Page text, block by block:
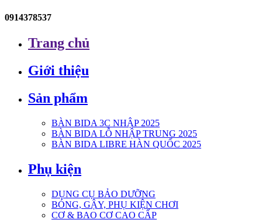
0914378537
Trang chủ
Giới thiệu
Sản phẩm
BÀN BIDA 3C NHẬP 2025
BÀN BIDA LỖ NHẬP TRUNG 2025
BÀN BIDA LIBRE HÀN QUỐC 2025
Phụ kiện
DỤNG CỤ BẢO DƯỠNG
BÓNG, GẬY, PHỤ KIỆN CHƠI
CƠ & BAO CƠ CAO CẤP